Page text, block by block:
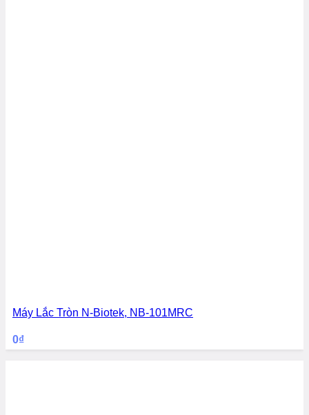
Máy Lắc Tròn N-Biotek, NB-101MRC
0₫